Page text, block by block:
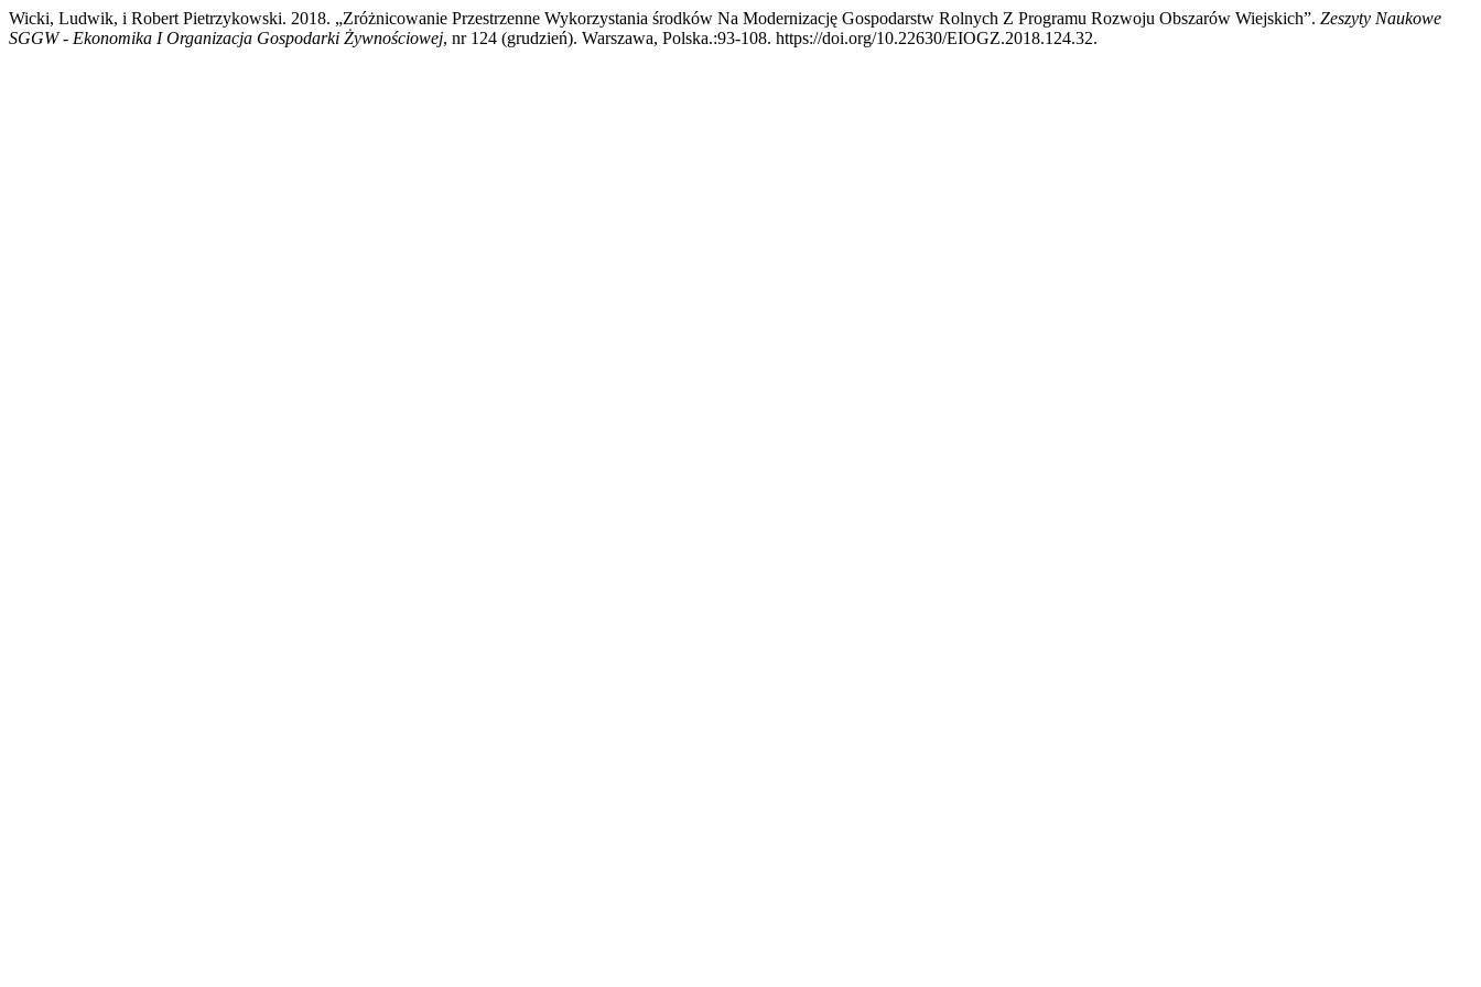
Wicki, Ludwik, i Robert Pietrzykowski. 2018. „Zróżnicowanie Przestrzenne Wykorzystania środków Na Modernizację Gospodarstw Rolnych Z Programu Rozwoju Obszarów Wiejskich”. Zeszyty Naukowe
SGGW - Ekonomika I Organizacja Gospodarki Żywnościowej, nr 124 (grudzień). Warszawa, Polska.:93-108. https://doi.org/10.22630/EIOGZ.2018.124.32.